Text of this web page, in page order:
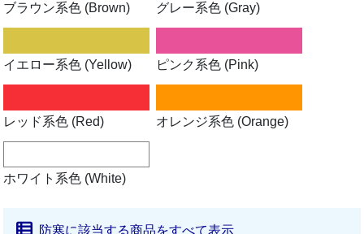
ブラウン系色 (Brown) グレー系色 (Gray)
イエロー系色 (Yellow) ピンク系色 (Pink)
レッド系色 (Red) オレンジ系色 (Orange)
ホワイト系色 (White)
防寒に該当する商品をすべて表示